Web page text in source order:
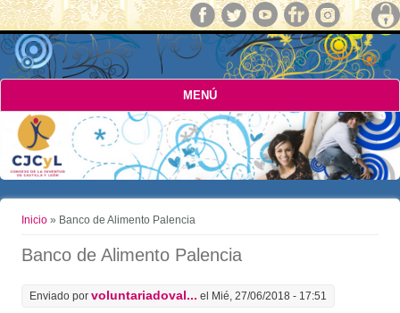
MENÚ
Usted está aquí
Inicio » Banco de Alimento Palencia
Banco de Alimento Palencia
Enviado porvoluntariadoval... el Mié, 27/06/2018 - 17:51